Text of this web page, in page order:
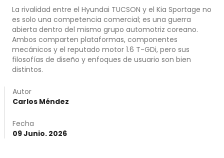
La rivalidad entre el Hyundai TUCSON y el Kia Sportage no
es solo una competencia comercial; es una guerra
abierta dentro del mismo grupo automotriz coreano.
Ambos comparten plataformas, componentes
mecánicos y el reputado motor 1.6 T-GDi, pero sus
filosofías de diseño y enfoques de usuario son bien
distintos.
Autor
Carlos Méndez
Fecha
09 Junio. 2026